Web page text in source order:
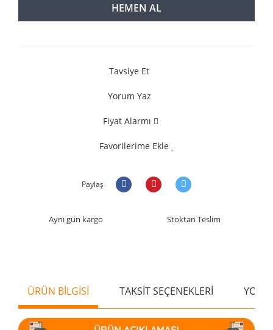
HEMEN AL
Tavsiye Et
Yorum Yaz
Fiyat Alarmı
Favorilerime Ekle
Paylaş
Aynı gün kargo Stoktan Teslim
ÜRÜN BİLGİSİ TAKSİT SEÇENEKLERİ